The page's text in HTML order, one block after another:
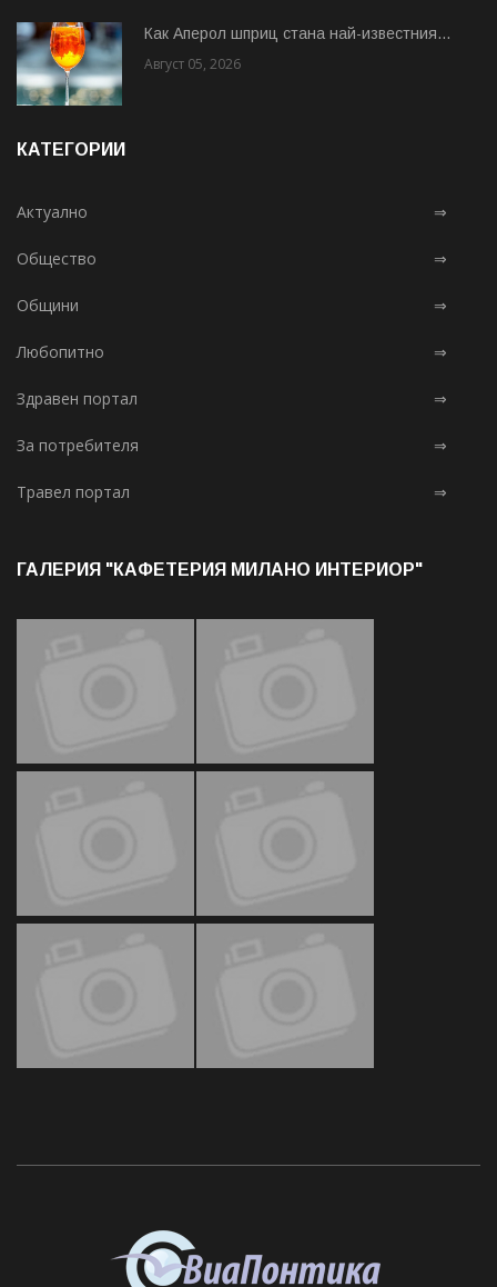
Как Аперол шприц стана най-известния...
Август 05, 2026
КАТЕГОРИИ
Актуално ⇒
Общество ⇒
Общини ⇒
Любопитно ⇒
Здравен портал ⇒
За потребителя ⇒
Травел портал ⇒
ГАЛЕРИЯ "КАФЕТЕРИЯ МИЛАНО ИНТЕРИОР"